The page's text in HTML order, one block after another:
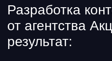
Разработка
от агентства
результат: